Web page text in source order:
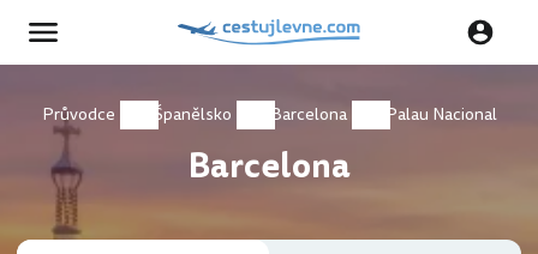
Průvodce Španělsko Barcelona Palau Nacional
Barcelona